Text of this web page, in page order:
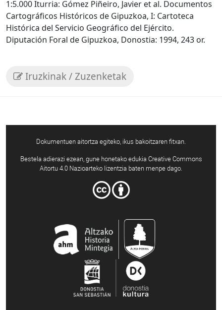
1:5.000 Iturria: Gómez Piñeiro, Javier et al. Documentos
Cartográficos Históricos de Gipuzkoa, I: Cartoteca
Histórica del Servicio Geográfico del Ejército.
Diputación Foral de Gipuzkoa, Donostia: 1994, 243 or.
Iruzkinak / Zuzenketak
Dokumentuen aitortza egiteko, ikus bakoitzaren fitxan.
Bestela adierazi ezean, gune honetako edukia Creative Commons
Aitortu 4.0 Nazioarteko lizentzia baten menpe dago.